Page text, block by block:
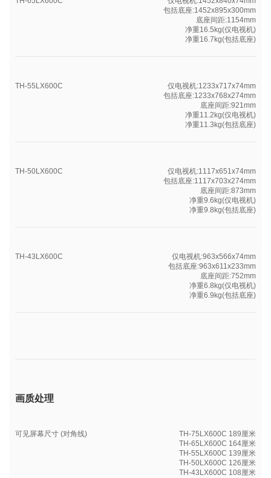
包括底座:1452x895x300mm
底座间距:1154mm
净重16.5kg(仅电视机)
净重16.7kg(包括底座)
TH-55LX600C
仅电视机:1233x717x74mm
包括底座:1233x768x274mm
底座间距:921mm
净重11.2kg(仅电视机)
净重11.3kg(包括底座)
TH-50LX600C
仅电视机:1117x651x74mm
包括底座:1117x703x274mm
底座间距:873mm
净重9.6kg(仅电视机)
净重9.8kg(包括底座)
TH-43LX600C
仅电视机:963x566x74mm
包括底座:963x611x233mm
底座间距:752mm
净重6.8kg(仅电视机)
净重6.9kg(包括底座)
画质处理
可见屏幕尺寸 (对角线)
TH-75LX600C 189厘米
TH-65LX600C 164厘米
TH-55LX600C 139厘米
TH-50LX600C 126厘米
TH-43LX600C 108厘米